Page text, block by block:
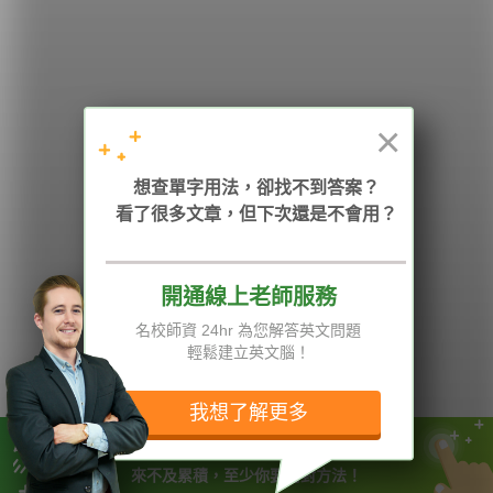
HOPE English 希平方學英文
加入我們 / 追蹤：
電話：02-2727-1778
( 週一至週五 9:00-12:00、13:30-18:00，國定假日除外 )
E-mail：service@hopenglish.com
統編：24746401
攻其不背
精選影片
每日片語
專欄教學
ICRT
翰林
關於我們
媒體報導
隱私權與服務條款
說明與導覽
×
想查單字用法，卻找不到答案？
看了很多文章，但下次還是不會用？
開通線上老師服務
名校師資 24hr 為您解答英文問題
輕鬆建立英文腦！
我想了解更多
來不及累積，至少你要用對方法！